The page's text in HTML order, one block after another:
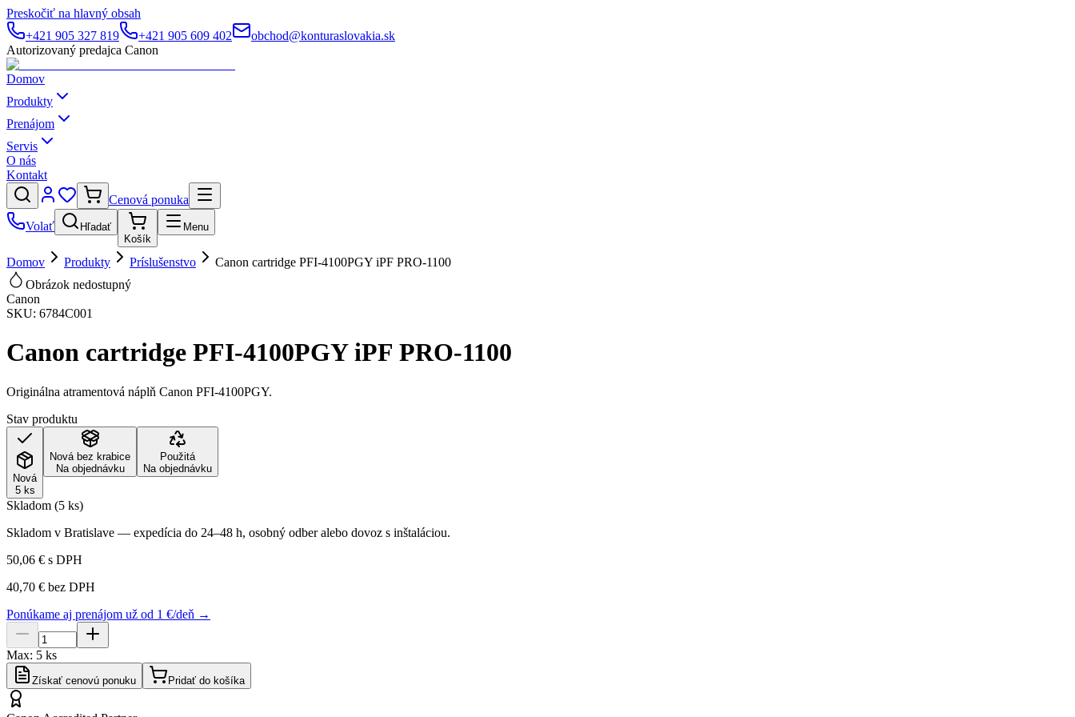
Preskočiť na hlavný obsah
+421 905 327 819
+421 905 609 402
obchod@konturaslovakia.sk
Autorizovaný predajca Canon
Domov
Produkty
Prenájom
Servis
O nás
Kontakt
Cenová ponuka
Volať
Hľadať
Košík
Menu
Domov Produkty Príslušenstvo
Canon cartridge PFI-4100PGY iPF PRO-1100
Obrázok nedostupný
Canon
SKU: 6784C001
Canon cartridge PFI-4100PGY iPF PRO-1100
Originálna atramentová náplň Canon PFI-4100PGY.
Stav produktu
Nová
5 ks
Nová bez krabice
Na objednávku
Použitá
Na objednávku
Skladom (5 ks)
Skladom v Bratislave — expedícia do 24–48 h, osobný odber alebo dovoz s inštaláciou.
50,06 € s DPH
40,70 € bez DPH
Ponúkame aj prenájom už od 1 €/deň →
Max: 5 ks
Získať cenovú ponuku Pridať do košíka